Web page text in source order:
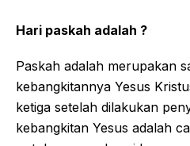
Hari paskah adalah ?
Paskah adalah merupakan
kebangkitannya Yesus
ketiga setelah dilakukan
kebangkitan Yesus adalah